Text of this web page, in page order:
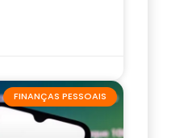
FINANÇAS PESSOAIS